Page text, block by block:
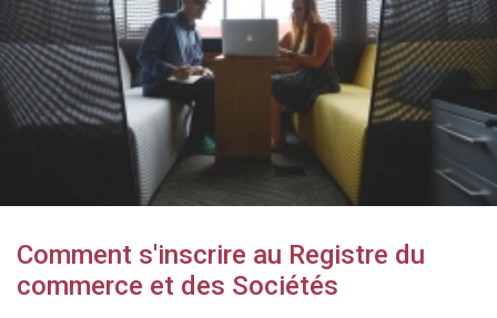
Comment s'inscrire au Registre du
commerce et des Sociétés